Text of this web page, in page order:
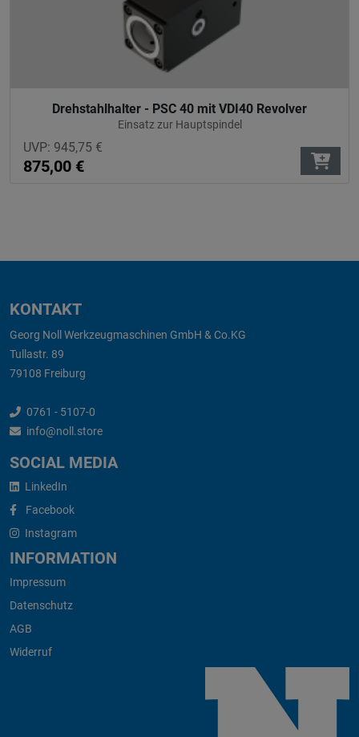
Drehstahlhalter - PSC 40 mit VDI40 Revolver
Einsatz zur Hauptspindel
UVP: 945,75 €
875,00 €
KONTAKT
Georg Noll Werkzeugmaschinen GmbH & Co.KG
Tullastr. 89
79108 Freiburg
0761 - 5107-0
info@noll.store
SOCIAL MEDIA
LinkedIn
Facebook
Instagram
INFORMATION
Impressum
Datenschutz
AGB
Widerruf